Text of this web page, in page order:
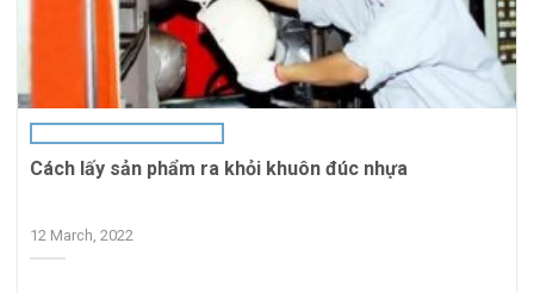
Cách lấy sản phẩm ra khỏi khuôn đúc nhựa
12 March, 2022